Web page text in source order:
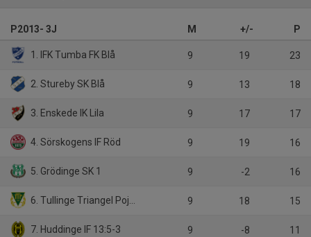
P2013- 3J M +/- P
1. IFK Tumba FK Blå 9 19 23
2. Stureby SK Blå 9 13 18
3. Enskede IK Lila 9 17 17
4. Sörskogens IF Röd 9 19 16
5. Grödinge SK 1 9 -2 16
6. Tullinge Triangel Pojkar FK 2 9 18 15
7. Huddinge IF 13:5-3 9 -8 11